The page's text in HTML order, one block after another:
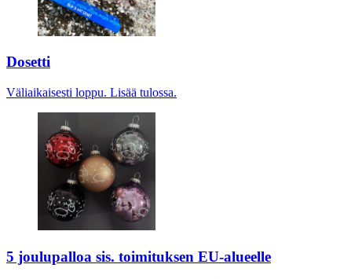
Dosetti
Väliaikaisesti loppu. Lisää tulossa.
5 joulupalloa sis. toimituksen EU-alueelle